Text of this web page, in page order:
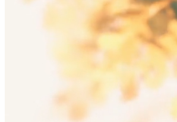
Événements Éditoriaux